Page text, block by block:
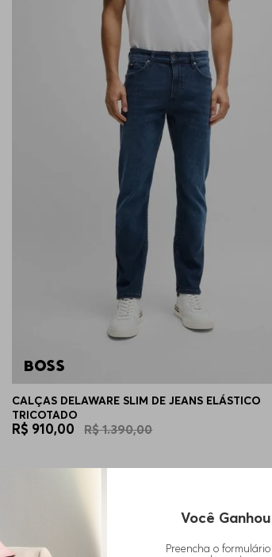
Você
Preencha o
CALÇAS DELAWARE SLIM DE JEANS ELÁSTICO
TRICOTADO
R$ 910,00 R$ 1.390,00